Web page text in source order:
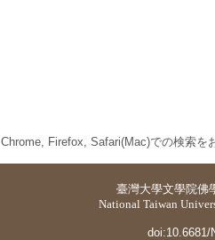
Chrome, Firefox, Safari(Mac)での検索を
臺灣大學文學院佛
National Taiwan
doi:10.6681/